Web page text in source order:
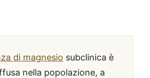
di magnesio subclinica è
nella popolazione, a